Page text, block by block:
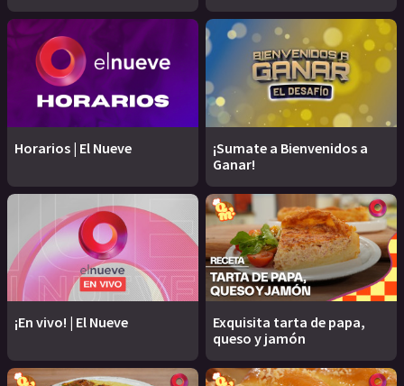
Horarios | El Nueve
¡Sumate a Bienvenidos a
Ganar!
¡En vivo! | El Nueve
Exquisita tarta de papa,
queso y jamón